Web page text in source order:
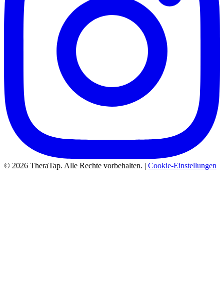
© 2026 TheraTap. Alle Rechte vorbehalten. | Cookie-Einstellungen